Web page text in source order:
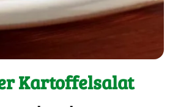
Kartoffelsalat